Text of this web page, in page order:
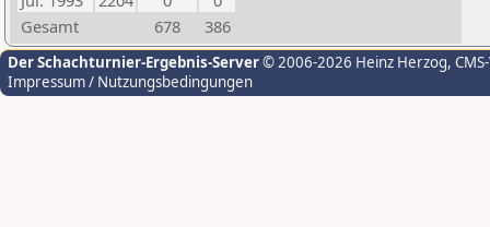
Gesamt
678 386
Der Schachturnier-Ergebnis-Server© 2006-2026 Heinz Herzog,
Impressum / Nutzungsbedingungen